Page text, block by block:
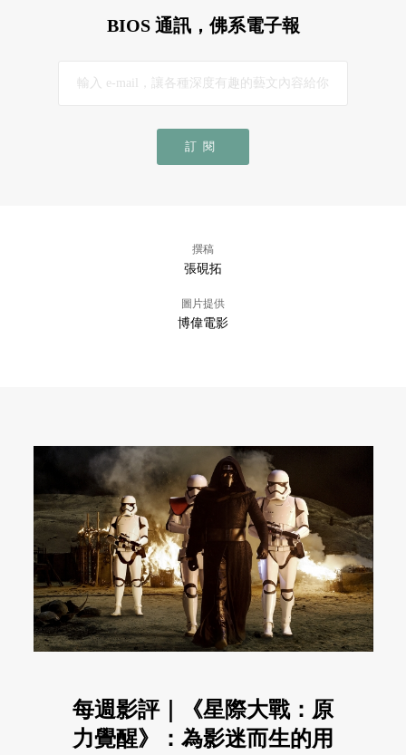
BIOS 通訊，佛系電子報
訂閱
撰稿
張硯拓
圖片提供
博偉電影
每週影評｜《星際大戰：原
力覺醒》：為影迷而生的用